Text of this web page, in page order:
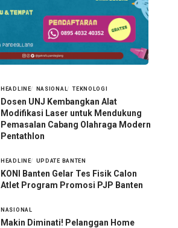
HEADLINE NASIONAL TEKNOLOGI
Dosen UNJ Kembangkan Alat
Modifikasi Laser untuk Mendukung
Pemasalan Cabang Olahraga Modern
Pentathlon
HEADLINE UPDATE BANTEN
KONI Banten Gelar Tes Fisik Calon
Atlet Program Promosi PJP Banten
NASIONAL
Makin Diminati! Pelanggan Home